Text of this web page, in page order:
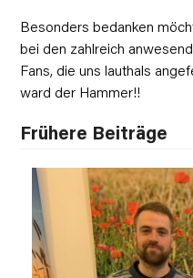
Besonders bedanken
bei den zahlreich
Fans, die uns lauthals
ward der Hammer!!
Frühere Beiträge